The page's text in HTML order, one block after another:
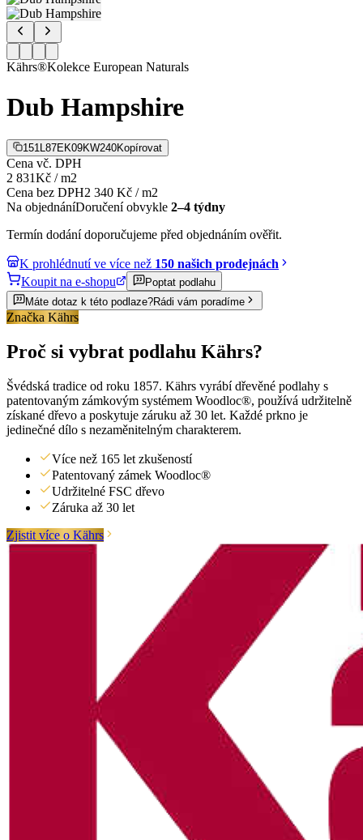
Kährs®Kolekce European Naturals
Dub Hampshire
151L87EK09KW240Kopírovat
Cena vč. DPH
2 831Kč /m2
Cena bez DPH2 340 Kč /m2
Na objednáníDoručení obvykle 2–4 týdny
Termín dodání doporučujeme před objednáním ověřit.
K prohlédnutí ve více než 150 našich prodejnách
Koupit na e-shopu
Poptat podlahu
Máte dotaz k této podlaze?Rádi vám poradíme
Značka Kährs
Proč si vybrat podlahu Kährs?
Švédská tradice od roku 1857. Kährs vyrábí dřevěné podlahy s
patentovaným zámkovým systémem Woodloc®, používá udržitelně
získané dřevo a poskytuje záruku až 30 let. Každé prkno je
jedinečné dílo s nezaměnitelným charakterem.
Více než 165 let zkušeností
Patentovaný zámek Woodloc®
Udržitelné FSC dřevo
Záruka až 30 let
Zjistit více o Kährs